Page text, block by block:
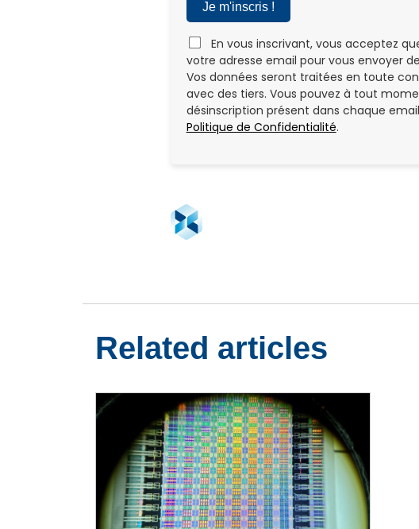
En vous inscrivant, vous acceptez
votre adresse email pour vous envoyer
Vos données seront traitées en toute
avec des tiers. Vous pouvez à tout
désinscription présent dans chaque
Politique de Confidentialité.
Related articles